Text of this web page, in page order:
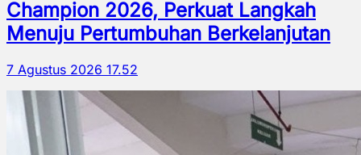
Champion 2026, Perkuat Langkah
Menuju Pertumbuhan Berkelanjutan
7 Agustus 2026 17.52